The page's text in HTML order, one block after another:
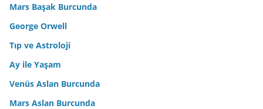
Mars Başak Burcunda
George Orwell
Tıp ve Astroloji
Ay ile Yaşam
Venüs Aslan Burcunda
Mars Aslan Burcunda